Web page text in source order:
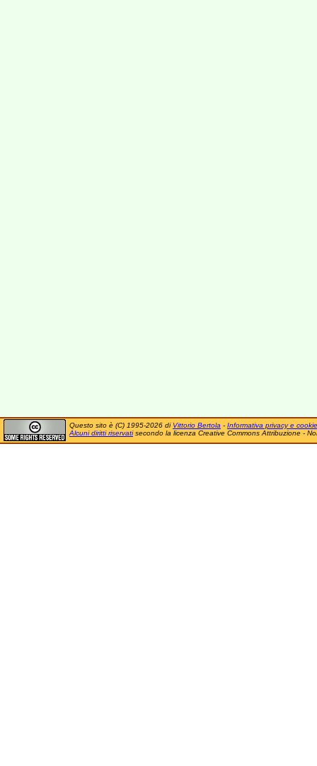
Questo sito è (C) 1995-2026 di Vittorio Bertola - Informativa privacy e cookie
Alcuni diritti riservatisecondo la licenza Creative Commons Attribuzione -